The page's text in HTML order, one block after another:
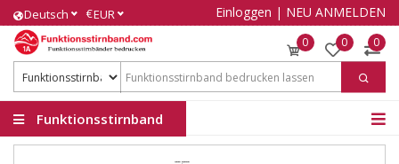
Deutsch €EUR Einloggen | NEU ANMELDEN
0 0 0
Funktionsstirnband